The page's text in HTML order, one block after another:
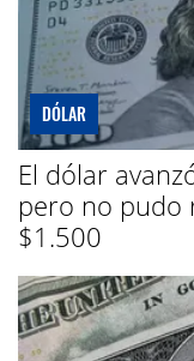
DÓLAR
El dólar
pero no pudo
$1.500